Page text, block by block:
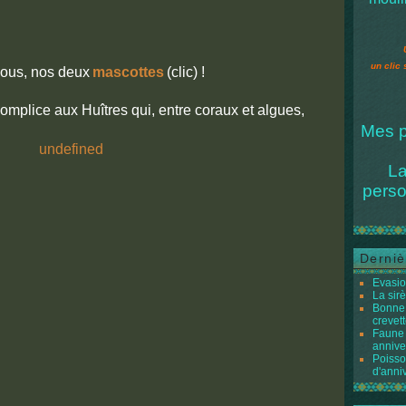
nos deux mascottes (clic) !
aux Huîtres qui, entre coraux et algues,
un clic
Mes
La